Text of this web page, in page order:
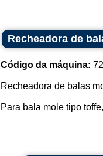
Recheadora de
Código da máquina:
Recheadora de balas
Para bala mole tipo